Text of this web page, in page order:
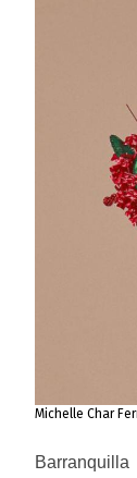
Michelle Char